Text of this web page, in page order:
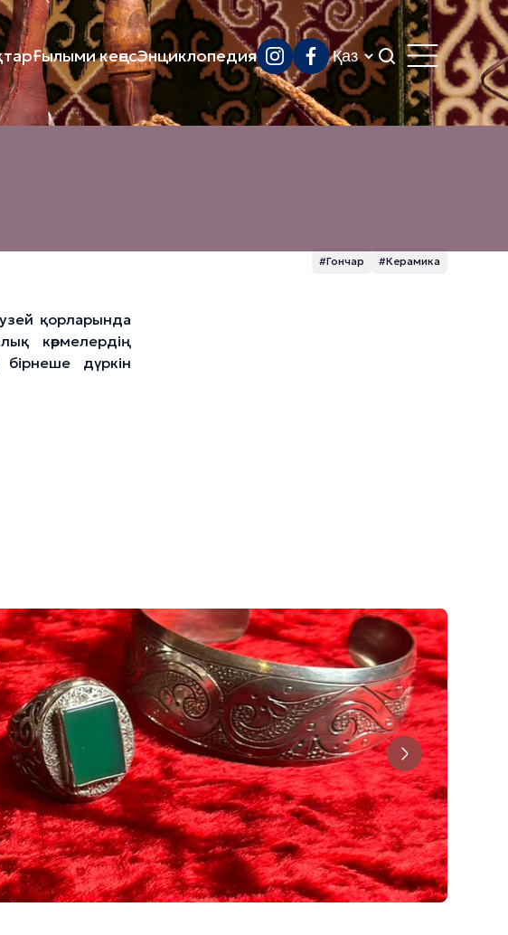
Ғылыми кеңесЭнциклопедия
#Гончар #Керамика
қорларында
көрмелердің
дүркін